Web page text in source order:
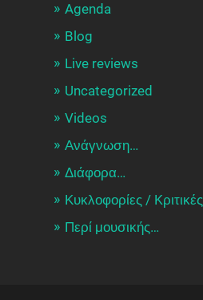
Agenda
Blog
Live reviews
Uncategorized
Videos
Ανάγνωση…
Διάφορα…
Κυκλοφορίες / Kριτικές
Περί μουσικής…